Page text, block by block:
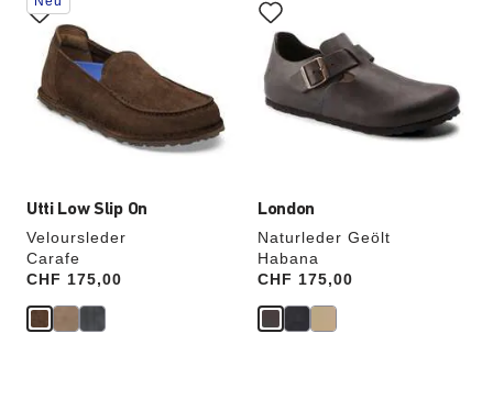
Utti Low Slip On
Veloursleder
Carafe
Price:
CHF 175,00
Anklicken
der
Farben
werden
die
Produktbilder
aktualisiert.
London
Naturleder Geölt
Habana
Price:
CHF 175,00
Anklicken
der
Farben
werden
die
Produktbilder
aktualisiert.